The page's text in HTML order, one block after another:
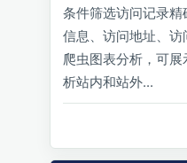
条件筛选访问记录
信息、访问地址、
爬虫图表分析，可
析站内和站外...